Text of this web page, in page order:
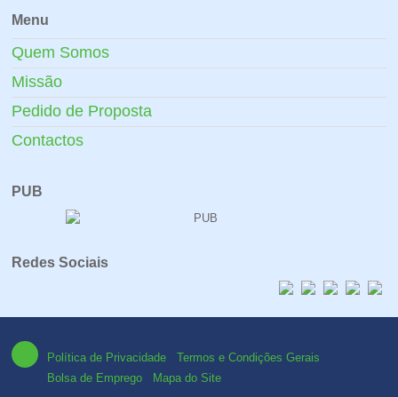
Menu
Quem Somos
Missão
Pedido de Proposta
Contactos
PUB
Redes Sociais
Política de Privacidade
Termos e Condições Gerais
Bolsa de Emprego
Mapa do Site